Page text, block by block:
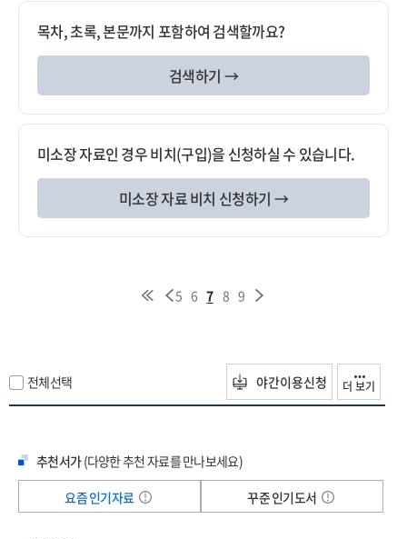
목차, 초록, 본문까지 포함하여 검색할까요?
검색하기 →
미소장 자료인 경우 비치(구입)을 신청하실 수 있습니다.
미소장 자료 비치 신청하기 →
5 6 7 8 9
전체선택 야간이용신청 더 보기
추천서가(다양한 추천 자료를 만나보세요)
요즘 인기자료
꾸준 인기도서